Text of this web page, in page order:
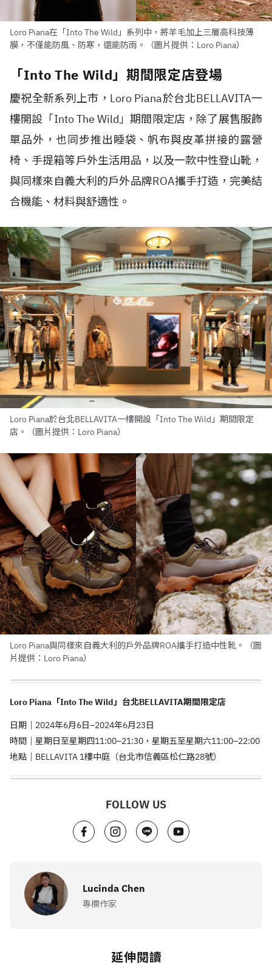
Loro Piana在「Into The Wild」系列中，將羊毛加上三層高科技薄
膜，不僅能防風、防寒，還能防雨。（圖片提供：Loro Piana）
「Into The Wild」期間限定店登場
慶祝全新系列上市，Loro Piana於台北BELLAVITA一
樓開設「Into The Wild」期間限定店，除了展售服飾
單品外，也同步推出睡袋、帆布與皮革拼接的露營
椅、手提箱等戶外生活用品，以及一款中性登山靴，
與同樣來自義大利的戶外品牌ROA攜手打造，完美結
合機能、材料與舒適性。
Loro Piana於台北BELLAVITA一樓開設「Into The Wild」期間限定
店。（圖片提供：Loro Piana）
Loro Piana與同樣來自義大利的戶外品牌ROA攜手打造中性靴。（圖
片提供：Loro Piana）
Loro Piana「Into The Wild」 台北BELLAVITA期間限定店
日期｜2024年6月6日–2024年6月23日
時間｜星期日至星期四11:00–21:30，星期五至星期六11:00–22:00
地點｜BELLAVITA 1樓中庭（台北市信義區松仁路28號）
FOLLOW US
Lucinda Chen
專欄作家
延伸閱讀